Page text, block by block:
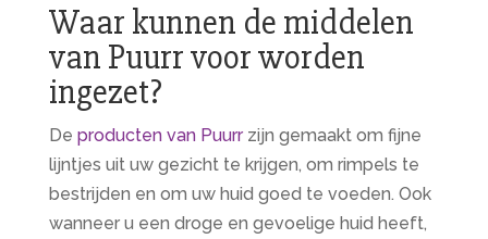
Waar kunnen de middelen
van Puurr voor worden
ingezet?
De producten van Puurrzijn gemaakt om fijne
lijntjes uit uw gezicht te krijgen, om rimpels te
bestrijden en om uw huid goed te voeden. Ook
wanneer u een droge en gevoelige huid heeft,